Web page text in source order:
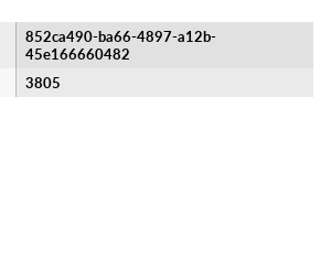
852ca490-ba66-4897-a12b-
45e166660482
3805